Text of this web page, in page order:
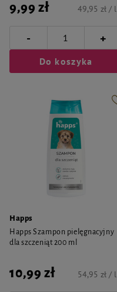
9,99 zł 49,95 zł / l
- +
Do koszyka
Happs
Happs Szampon pielęgnacyjny
dla szczeniąt 200 ml
10,99 zł 54,95 zł / l